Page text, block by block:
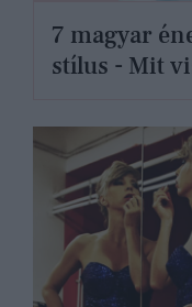
7 magyar
stílus - Mit